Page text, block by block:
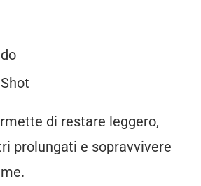
di restare leggero,
prolungati e sopravvivere